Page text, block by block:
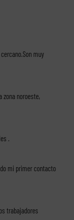
muy
zona noroeste,
.
mi primer contacto
trabajadores